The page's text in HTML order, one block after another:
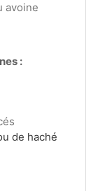
avoine
:
de haché